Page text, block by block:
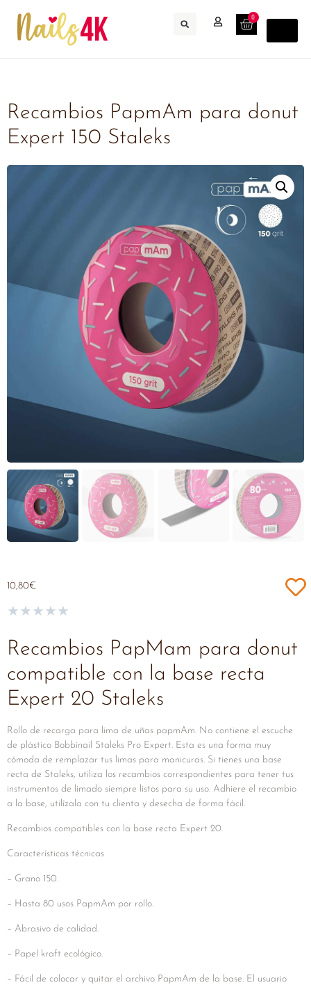
0
Recambios PapmAm para donut
Expert 150 Staleks
10,80€
★★★★★
Recambios PapMam para donut
compatible con la base recta
Expert 20 Staleks
Rollo de recarga para lima de uñas papmAm. No contiene el escuche
de plástico Bobbinail Staleks Pro Expert. Esta es una forma muy
cómoda de remplazar tus limas para manicuras. Si tienes una base
recta de Staleks, utiliza los recambios correspondientes para tener tus
instrumentos de limado siempre listos para su uso. Adhiere el recambio
a la base, utilízala con tu clienta y desecha de forma fácil.
Recambios compatibles con la base recta Expert 20.
Características técnicas
– Grano 150.
– Hasta 80 usos PapmAm por rollo.
– Abrasivo de calidad.
– Papel kraft ecológico.
– Fácil de colocar y quitar el archivo PapmAm de la base. El usuario